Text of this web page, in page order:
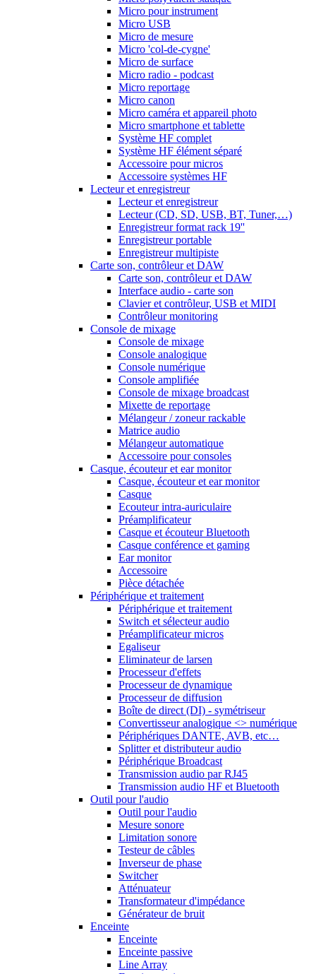
Micro pour instrument
Micro USB
Micro de mesure
Micro 'col-de-cygne'
Micro de surface
Micro radio - podcast
Micro reportage
Micro canon
Micro caméra et appareil photo
Micro smartphone et tablette
Système HF complet
Système HF élément séparé
Accessoire pour micros
Accessoire systèmes HF
Lecteur et enregistreur
Lecteur et enregistreur
Lecteur (CD, SD, USB, BT, Tuner,…)
Enregistreur format rack 19''
Enregistreur portable
Enregistreur multipiste
Carte son, contrôleur et DAW
Carte son, contrôleur et DAW
Interface audio - carte son
Clavier et contrôleur, USB et MIDI
Contrôleur monitoring
Console de mixage
Console de mixage
Console analogique
Console numérique
Console amplifiée
Console de mixage broadcast
Mixette de reportage
Mélangeur / zoneur rackable
Matrice audio
Mélangeur automatique
Accessoire pour consoles
Casque, écouteur et ear monitor
Casque, écouteur et ear monitor
Casque
Ecouteur intra-auriculaire
Préamplificateur
Casque et écouteur Bluetooth
Casque conférence et gaming
Ear monitor
Accessoire
Pièce détachée
Périphérique et traitement
Périphérique et traitement
Switch et sélecteur audio
Préamplificateur micros
Egaliseur
Eliminateur de larsen
Processeur d'effets
Processeur de dynamique
Processeur de diffusion
Boîte de direct (DI) - symétriseur
Convertisseur analogique <> numérique
Périphériques DANTE, AVB, etc…
Splitter et distributeur audio
Périphérique Broadcast
Transmission audio par RJ45
Transmission audio HF et Bluetooth
Outil pour l'audio
Outil pour l'audio
Mesure sonore
Limitation sonore
Testeur de câbles
Inverseur de phase
Switcher
Atténuateur
Transformateur d'impédance
Générateur de bruit
Enceinte
Enceinte
Enceinte passive
Line Array